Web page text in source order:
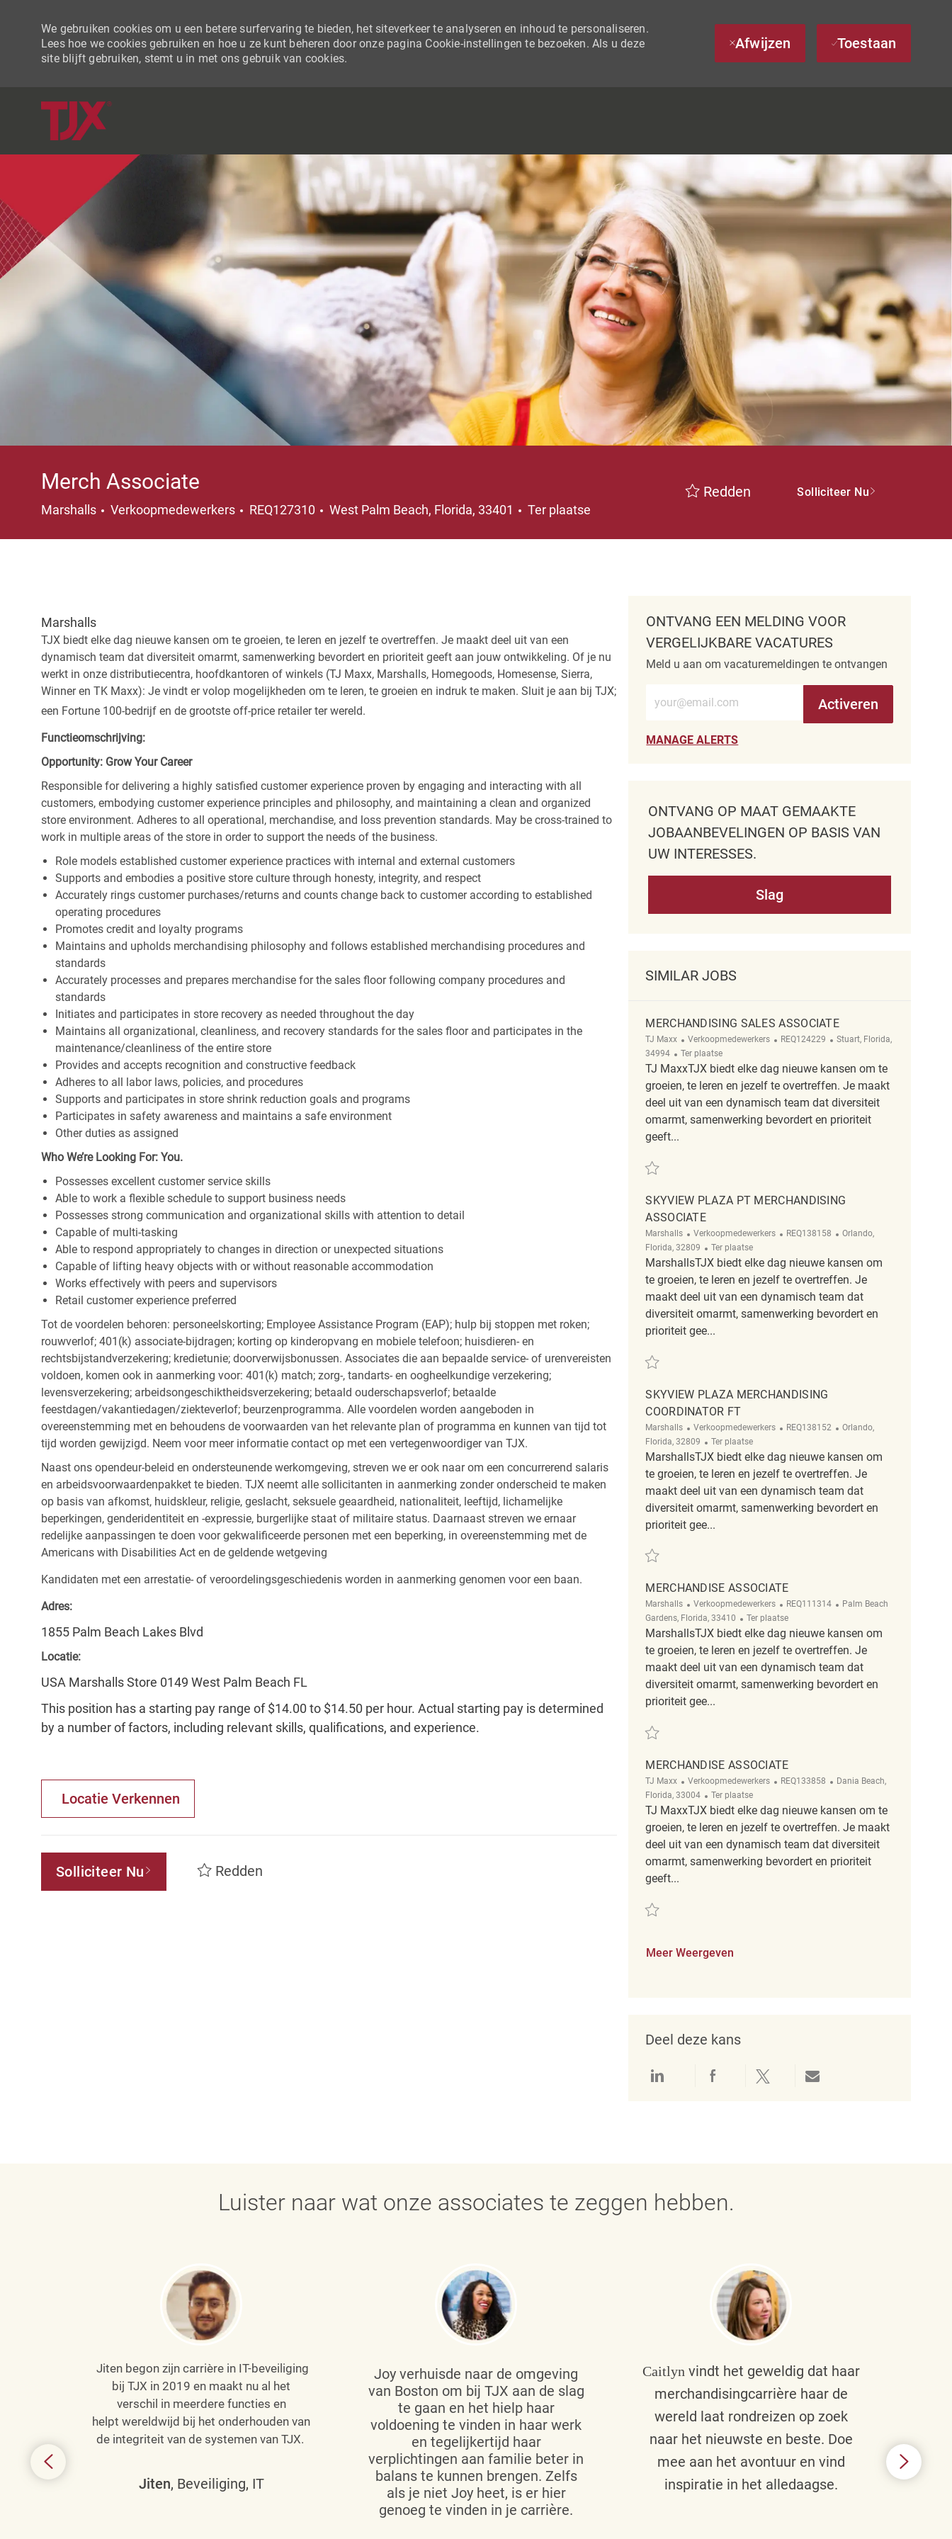
We gebruiken cookies om u een betere surfervaring te bieden, het siteverkeer te analyseren en inhoud te personaliseren.
Lees hoe we cookies gebruiken en hoe u ze kunt beheren door onze pagina Cookie-instellingen te bezoeken. Als u deze
site blijft gebruiken, stemt u in met ons gebruik van cookies.
Afwijzen Toestaan
Merch Associate
Marshalls Categorie
Verkoopmedewerkers REQ127310 Plaats
West Palm Beach, Florida, 33401 Ter plaatse
Redden Solliciteer Nu
Marshalls
TJX biedt elke dag nieuwe kansen om te groeien, te leren en jezelf te overtreffen. Je maakt deel uit van een
dynamisch team dat diversiteit omarmt, samenwerking bevordert en prioriteit geeft aan jouw ontwikkeling. Of je nu
werkt in onze distributiecentra, hoofdkantoren of winkels (TJ Maxx, Marshalls, Homegoods, Homesense, Sierra,
Winner en TK Maxx): Je vindt er volop mogelijkheden om te leren, te groeien en indruk te maken. Sluit je aan bij TJX;
een Fortune 100-bedrijf en de grootste off-price retailer ter wereld.
Functieomschrijving:
Opportunity: Grow Your Career
Responsible for delivering a highly satisfied customer experience proven by engaging and interacting with all
customers, embodying customer experience principles and philosophy, and maintaining a clean and organized
store environment. Adheres to all operational, merchandise, and loss prevention standards. May be cross-trained to
work in multiple areas of the store in order to support the needs of the business.
Role models established customer experience practices with internal and external customers
Supports and embodies a positive store culture through honesty, integrity, and respect
Accurately rings customer purchases/returns and counts change back to customer according to established
operating procedures
Promotes credit and loyalty programs
Maintains and upholds merchandising philosophy and follows established merchandising procedures and
standards
Accurately processes and prepares merchandise for the sales floor following company procedures and
standards
Initiates and participates in store recovery as needed throughout the day
Maintains all organizational, cleanliness, and recovery standards for the sales floor and participates in the
maintenance/cleanliness of the entire store
Provides and accepts recognition and constructive feedback
Adheres to all labor laws, policies, and procedures
Supports and participates in store shrink reduction goals and programs
Participates in safety awareness and maintains a safe environment
Other duties as assigned
Who We’re Looking For: You.
Possesses excellent customer service skills
Able to work a flexible schedule to support business needs
Possesses strong communication and organizational skills with attention to detail
Capable of multi-tasking
Able to respond appropriately to changes in direction or unexpected situations
Capable of lifting heavy objects with or without reasonable accommodation
Works effectively with peers and supervisors
Retail customer experience preferred
Tot de voordelen behoren: personeelskorting; Employee Assistance Program (EAP); hulp bij stoppen met roken;
rouwverlof; 401(k) associate-bijdragen; korting op kinderopvang en mobiele telefoon; huisdieren- en
rechtsbijstandverzekering; kredietunie; doorverwijsbonussen. Associates die aan bepaalde service- of urenvereisten
voldoen, komen ook in aanmerking voor: 401(k) match; zorg-, tandarts- en oogheelkundige verzekering;
levensverzekering; arbeidsongeschiktheidsverzekering; betaald ouderschapsverlof; betaalde
feestdagen/vakantiedagen/ziekteverlof; beurzenprogramma. Alle voordelen worden aangeboden in
overeenstemming met en behoudens de voorwaarden van het relevante plan of programma en kunnen van tijd tot
tijd worden gewijzigd. Neem voor meer informatie contact op met een vertegenwoordiger van TJX.
Naast ons opendeur-beleid en ondersteunende werkomgeving, streven we er ook naar om een concurrerend salaris
en arbeidsvoorwaardenpakket te bieden. TJX neemt alle sollicitanten in aanmerking zonder onderscheid te maken
op basis van afkomst, huidskleur, religie, geslacht, seksuele geaardheid, nationaliteit, leeftijd, lichamelijke
beperkingen, genderidentiteit en -expressie, burgerlijke staat of militaire status. Daarnaast streven we ernaar
redelijke aanpassingen te doen voor gekwalificeerde personen met een beperking, in overeenstemming met de
Americans with Disabilities Act en de geldende wetgeving
Kandidaten met een arrestatie- of veroordelingsgeschiedenis worden in aanmerking genomen voor een baan.
Adres:
1855 Palm Beach Lakes Blvd
Locatie:
USA Marshalls Store 0149 West Palm Beach FL
This position has a starting pay range of $14.00 to $14.50 per hour. Actual starting pay is determined
by a number of factors, including relevant skills, qualifications, and experience.
Locatie Verkennen
Solliciteer Nu Redden
ONTVANG EEN MELDING VOOR
VERGELIJKBARE VACATURES
Meld u aan om vacaturemeldingen te ontvangen
Activeren
MANAGE ALERTS
ONTVANG OP MAAT GEMAAKTE
JOBAANBEVELINGEN OP BASIS VAN
UW INTERESSES.
Slag
SIMILAR JOBS
MERCHANDISING SALES ASSOCIATE
TJ Maxx Categorie
Verkoopmedewerkers ReqId
REQ124229 Plaats
Stuart, Florida,
34994
Afgelegen
Ter plaatse
TJ MaxxTJX biedt elke dag nieuwe kansen om te
groeien, te leren en jezelf te overtreffen. Je maakt
deel uit van een dynamisch team dat diversiteit
omarmt, samenwerking bevordert en prioriteit
geeft...
Redden Merchandising Sales Associate REQ124229
SKYVIEW PLAZA PT MERCHANDISING
ASSOCIATE
Marshalls Categorie
Verkoopmedewerkers ReqId
REQ138158 Plaats
Orlando,
Florida, 32809
Afgelegen
Ter plaatse
MarshallsTJX biedt elke dag nieuwe kansen om
te groeien, te leren en jezelf te overtreffen. Je
maakt deel uit van een dynamisch team dat
diversiteit omarmt, samenwerking bevordert en
prioriteit gee...
SKYVIEW PLAZA MERCHANDISING
COORDINATOR FT
Marshalls Categorie
Verkoopmedewerkers ReqId
REQ138152 Plaats
Orlando,
Florida, 32809
Afgelegen
Ter plaatse
MarshallsTJX biedt elke dag nieuwe kansen om
te groeien, te leren en jezelf te overtreffen. Je
maakt deel uit van een dynamisch team dat
diversiteit omarmt, samenwerking bevordert en
prioriteit gee...
Redden Skyview Plaza Merchandising Coordinator FT REQ138152
MERCHANDISE ASSOCIATE
Marshalls Categorie
Verkoopmedewerkers ReqId
REQ111314 Plaats
Palm Beach
Gardens, Florida, 33410
Afgelegen
Ter plaatse
MarshallsTJX biedt elke dag nieuwe kansen om
te groeien, te leren en jezelf te overtreffen. Je
maakt deel uit van een dynamisch team dat
diversiteit omarmt, samenwerking bevordert en
prioriteit gee...
Redden merchandise associate REQ111314
MERCHANDISE ASSOCIATE
TJ Maxx Categorie
Verkoopmedewerkers ReqId
REQ133858 Plaats
Dania Beach,
Florida, 33004
Afgelegen
Ter plaatse
TJ MaxxTJX biedt elke dag nieuwe kansen om te
groeien, te leren en jezelf te overtreffen. Je maakt
deel uit van een dynamisch team dat diversiteit
omarmt, samenwerking bevordert en prioriteit
geeft...
Redden Merchandise Associate REQ133858
Meer Weergeven
Deel deze kans
Delen via LinkedInDelen via Facebook
Delen via twitterDelen via e-mail
Luister naar wat onze associates te zeggen hebben.
Jiten begon zijn carrière in IT-beveiliging
bij TJX in 2019 en maakt nu al het
verschil in meerdere functies en
helpt wereldwijd bij het onderhouden van
de integriteit van de systemen van TJX.
Jiten, Beveiliging, IT
Joy verhuisde naar de omgeving
van Boston om bij TJX aan de slag
te gaan en het hielp haar
voldoening te vinden in haar werk
en tegelijkertijd haar
verplichtingen aan familie beter in
balans te kunnen brengen. Zelfs
als je niet Joy heet, is er hier
genoeg te vinden in je carrière.
Caitlyn vindt het geweldig dat haar
merchandisingcarrière haar de
wereld laat rondreizen op zoek
naar het nieuwste en beste. Doe
mee aan het avontuur en vind
inspiratie in het alledaagse.